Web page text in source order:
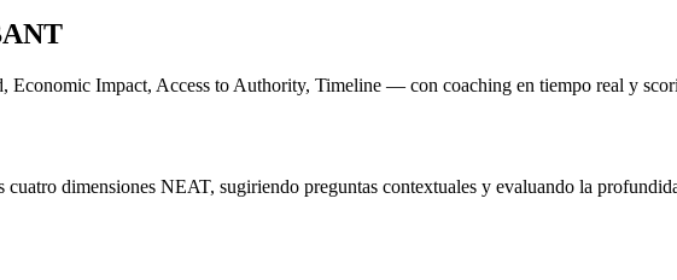
Impact, Access to Authority, Timeline — con coaching en tiempo real y
dimensiones NEAT, sugiriendo preguntas contextuales y evaluando la